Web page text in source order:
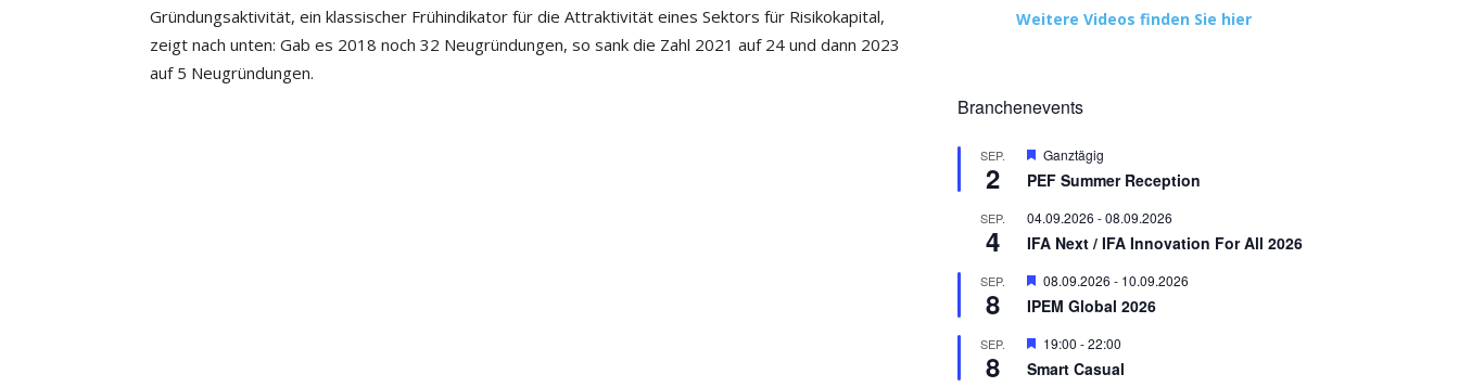
Gründungsaktivität, ein klassischer Frühindikator für die Attraktivität eines Sektors für Risikokapital,
zeigt nach unten: Gab es 2018 noch 32 Neugründungen, so sank die Zahl 2021 auf 24 und dann 2023
auf 5 Neugründungen.
Weitere Videos finden Sie hier
Branchenevents
SEP.
2
Hervorgehoben
Ganztägig
PEF Summer Reception
SEP.
4
04.09.2026 -08.09.2026
IFA Next / IFA Innovation For All 2026
SEP.
8
Hervorgehoben
08.09.2026 - 10.09.2026
IPEM Global 2026
SEP.
8
Hervorgehoben
19:00 -22:00
Smart Casual